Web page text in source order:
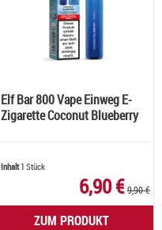
Elf Bar 800 Vape Einweg E-
Zigarette Coconut Blueberry
Inhalt1 Stück
6,90 €9,90 €
ZUM PRODUKT